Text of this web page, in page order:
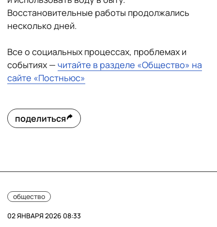
Восстановительные работы продолжались
несколько дней.
Все о социальных процессах, проблемах и
событиях — читайте в разделе «Общество» на
сайте «Постньюс»
поделиться
общество
02 ЯНВАРЯ 2026 08:33